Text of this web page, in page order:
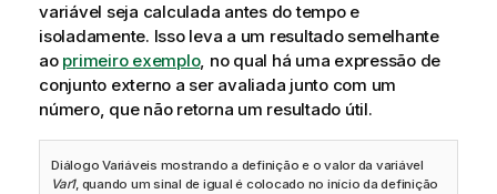
variável seja calculada antes do tempo e
isoladamente. Isso leva a um resultado semelhante
ao primeiro exemplo, no qual há uma expressão de
conjunto externo a ser avaliada junto com um
número, que não retorna um resultado útil.
Diálogo Variáveis mostrando a definição e o valor da variável
Var1, quando um sinal de igual é colocado no início da definição